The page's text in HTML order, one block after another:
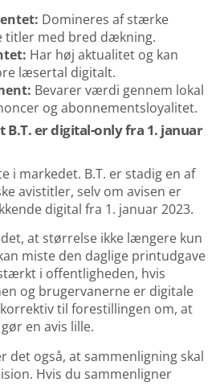
Domineres af stærke
titler med bred dækning.
Har høj aktualitet og kan
læsertal digitalt.
Bevarer værdi gennem lokal
og abonnementsloyalitet.
B.T. er digital-only fra 1. januar
i markedet. B.T. er stadig en af
avistitler, selv om avisen er
digital fra 1. januar 2023.
at størrelse ikke længere kun
miste den daglige printudgave
i offentligheden, hvis
og brugervanerne er digitale
til forestillingen om, at
en avis lille.
det også, at sammenligning skal
Hvis du sammenligner